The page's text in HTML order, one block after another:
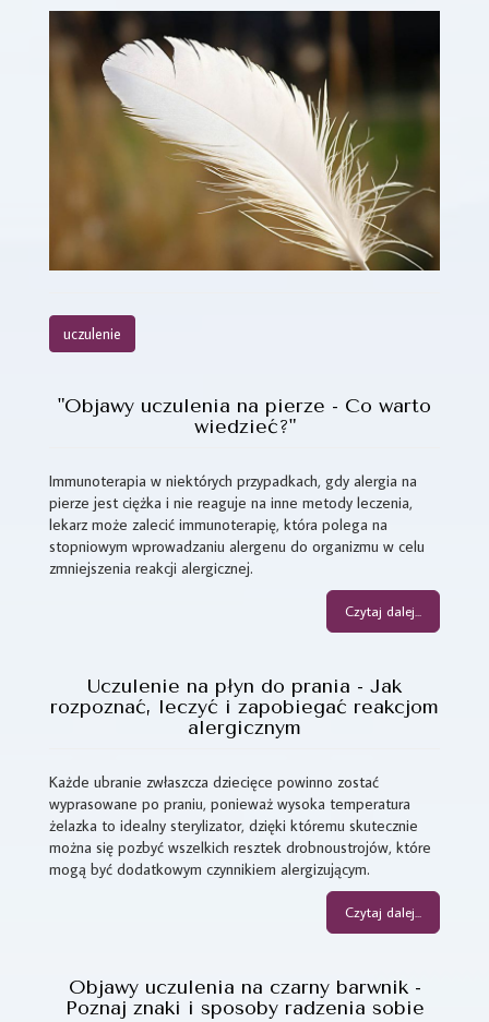
uczulenie
"Objawy uczulenia na pierze - Co warto
wiedzieć?"
Immunoterapia w niektórych przypadkach, gdy alergia na
pierze jest ciężka i nie reaguje na inne metody leczenia,
lekarz może zalecić immunoterapię, która polega na
stopniowym wprowadzaniu alergenu do organizmu w celu
zmniejszenia reakcji alergicznej.
Czytaj dalej...
Uczulenie na płyn do prania - Jak
rozpoznać, leczyć i zapobiegać reakcjom
alergicznym
Każde ubranie zwłaszcza dziecięce powinno zostać
wyprasowane po praniu, ponieważ wysoka temperatura
żelazka to idealny sterylizator, dzięki któremu skutecznie
można się pozbyć wszelkich resztek drobnoustrojów, które
mogą być dodatkowym czynnikiem alergizującym.
Czytaj dalej...
Objawy uczulenia na czarny barwnik -
Poznaj znaki i sposoby radzenia sobie